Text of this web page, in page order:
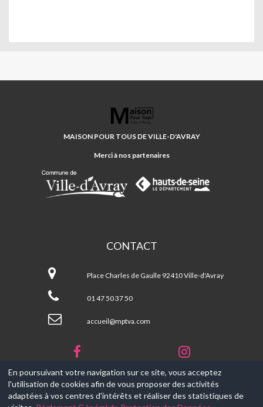
MAISON
POUR
TOUS
VILLE-
MAISON POUR TOUS DE VILLE-D'AVRAY
Merci à nos partenaires
CONTACT
Pour
Tous
Ville-
Place Charles de Gaulle 92410 Ville-d'Avray
01 47 50 37 50
accueil@mptva.com
© 2017-2026, Ce site est propulsé par Aniapps.fr
En poursuivant votre navigation sur ce site, vous acceptez
l'utilisation de cookies afin de vous proposer des activités
adaptées à vos centres d'intérêts et réaliser des statistiques de